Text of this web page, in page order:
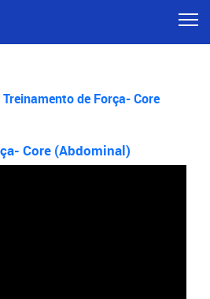
Treinamento de Força- Core
Core (Abdominal)